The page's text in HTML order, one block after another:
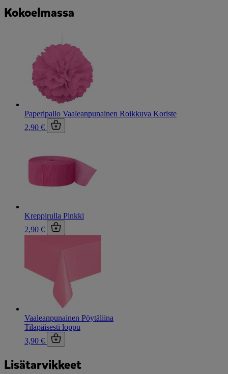
Kokoelmassa
Paperipallo Vaaleanpunainen Roikkuva Koriste
2,90 €
Kreppirulla Pinkki
2,90 €
Vaaleanpunainen Pöytäliina
Tilapäisesti loppu
3,90 €
Lisätarvikkeet